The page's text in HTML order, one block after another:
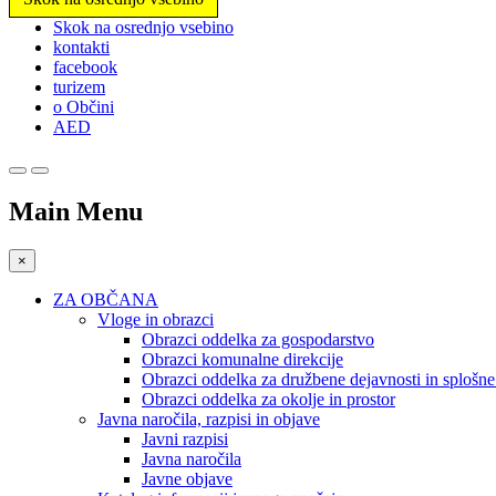
Prosimo,
upoštevajte:
spletno
mesto
vključuje
sistem
Pritisnite
F11,
prilagodite
spletno
slabovidnim,
Skok na osrednjo vsebino
kontakti
facebook
turizem
o Občini
AED
Main Menu
×
ZA OBČANA
Vloge in obrazci
Obrazci oddelka za gospodarstvo
Obrazci komunalne direkcije
Obrazci oddelka za družbene dejavnosti in
Obrazci oddelka za okolje in prostor
Javna naročila, razpisi in objave
Javni razpisi
Javna naročila
Javne objave